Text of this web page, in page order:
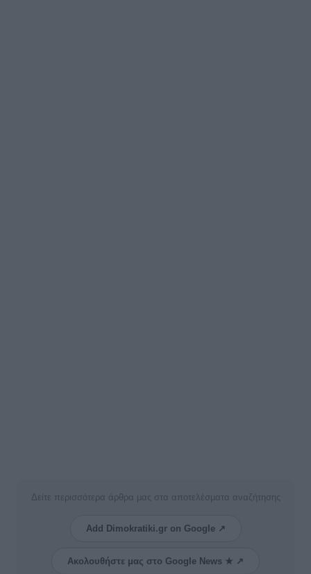
Δείτε περισσότερα άρθρα μας στα αποτελέσματα αναζήτησης
Add Dimokratiki.gr on Google ↗
Ακολουθήστε μας στο Google News ★ ↗